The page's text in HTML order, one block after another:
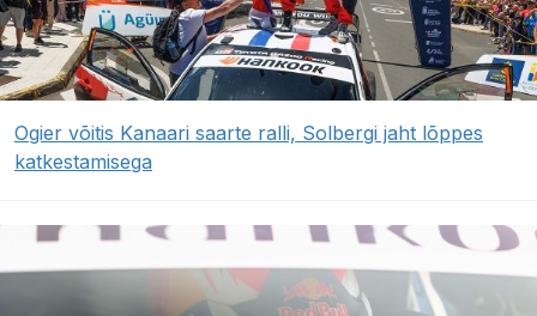
Ogier võitis Kanaari saarte ralli, Solbergi jaht lõppes
katkestamisega